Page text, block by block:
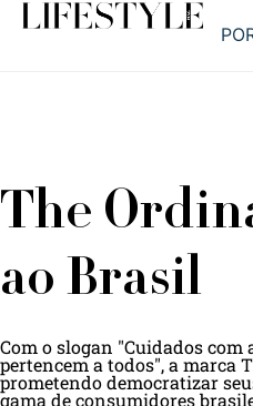
The
ao Brasil
Com o slogan "Cuidados com
pertencem a todos", a marca
prometendo democratizar
gama de consumidores